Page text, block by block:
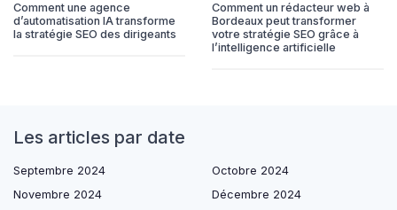
Comment une agence
d’automatisation IA transforme
la stratégie SEO des dirigeants
Comment un rédacteur web à
Bordeaux peut transformer
votre stratégie SEO grâce à
l’intelligence artificielle
Les articles par date
Septembre 2024
Octobre 2024
Novembre 2024
Décembre 2024